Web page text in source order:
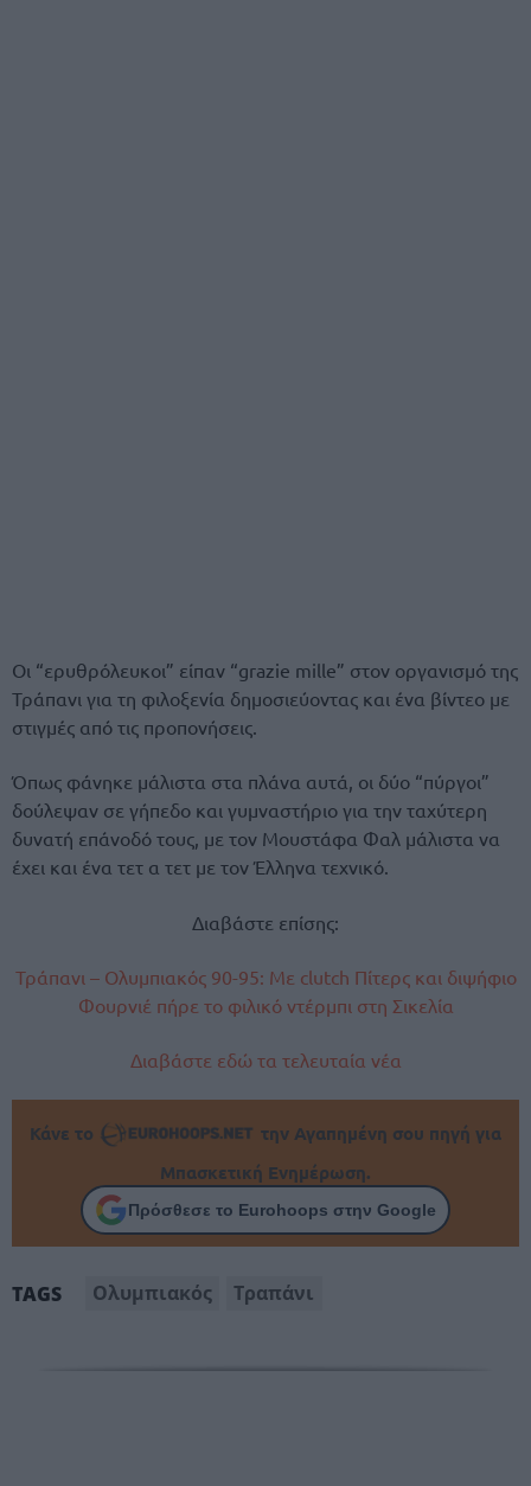
Οι “ερυθρόλευκοι” είπαν “grazie mille” στον οργανισμό της
Τράπανι για τη φιλοξενία δημοσιεύοντας και ένα βίντεο με
στιγμές από τις προπονήσεις.
Όπως φάνηκε μάλιστα στα πλάνα αυτά, οι δύο “πύργοι”
δούλεψαν σε γήπεδο και γυμναστήριο για την ταχύτερη
δυνατή επάνοδό τους, με τον Μουστάφα Φαλ μάλιστα να
έχει και ένα τετ α τετ με τον Έλληνα τεχνικό.
Διαβάστε επίσης:
Τράπανι – Ολυμπιακός 90-95: Με clutch Πίτερς και διψήφιο
Φουρνιέ πήρε το φιλικό ντέρμπι στη Σικελία
Διαβάστε εδώ τα τελευταία νέα
Κάνε το
την Αγαπημένη σου πηγή για
Μπασκετική Ενημέρωση.
Πρόσθεσε το Eurohoops στην Google
TAGS Ολυμπιακός Τραπάνι